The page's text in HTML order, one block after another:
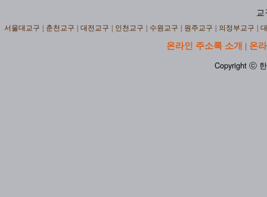
교
서울대교구 춘천교구 대전교구 인천교구 수원교구 원주교구 의정부교구
온라인 주소록 소개 | 온
Copyright ⓒ